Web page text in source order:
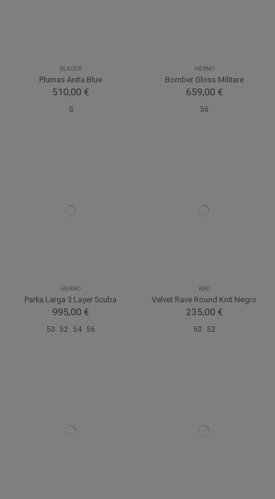
BLAUER
Plumas Anita Blue
510,00 €
S
HERNO
Bomber Gloss Militare
659,00 €
56
HERNO
Parka Larga 3 Layer Scuba
995,00 €
50 52 54 56
RRD
Velvet Rave Round Knit Negro
235,00 €
50 52